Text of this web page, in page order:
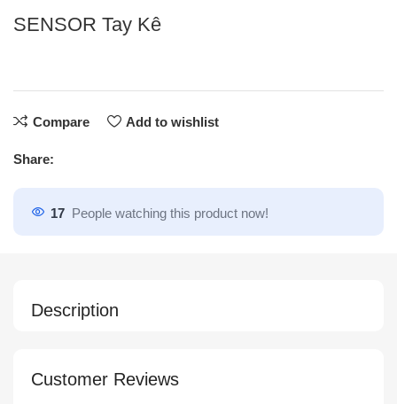
SENSOR Tay Kê
Compare Add to wishlist
Share:
17 People watching this product now!
Description
Customer Reviews